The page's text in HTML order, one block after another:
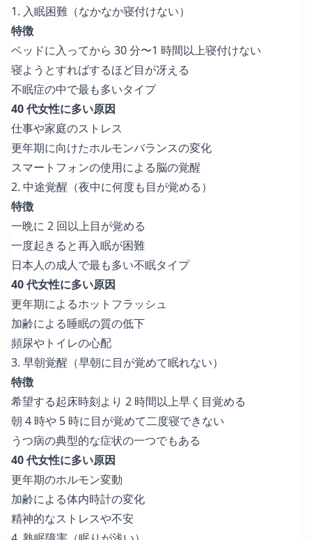
1. 入眠困難（なかなか寝付けない）
特徴
ベッドに入ってから 30 分〜1 時間以上寝付けない
寝ようとすればするほど目が冴える
不眠症の中で最も多いタイプ
40 代女性に多い原因
仕事や家庭のストレス
更年期に向けたホルモンバランスの変化
スマートフォンの使用による脳の覚醒
2. 中途覚醒（夜中に何度も目が覚める）
特徴
一晩に 2 回以上目が覚める
一度起きると再入眠が困難
日本人の成人で最も多い不眠タイプ
40 代女性に多い原因
更年期によるホットフラッシュ
加齢による睡眠の質の低下
頻尿やトイレの心配
3. 早朝覚醒（早朝に目が覚めて眠れない）
特徴
希望する起床時刻より 2 時間以上早く目覚める
朝 4 時や 5 時に目が覚めて二度寝できない
うつ病の典型的な症状の一つでもある
40 代女性に多い原因
更年期のホルモン変動
加齢による体内時計の変化
精神的なストレスや不安